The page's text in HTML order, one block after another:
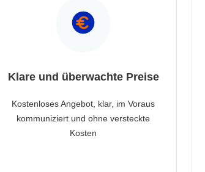
Klare und überwachte Preise
Kostenloses Angebot, klar, im Voraus
kommuniziert und ohne versteckte
Kosten